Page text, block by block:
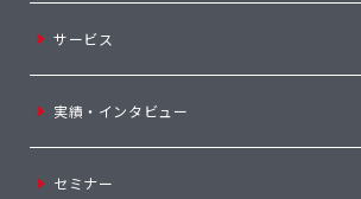
サービス
実績・インタビュー
セミナー